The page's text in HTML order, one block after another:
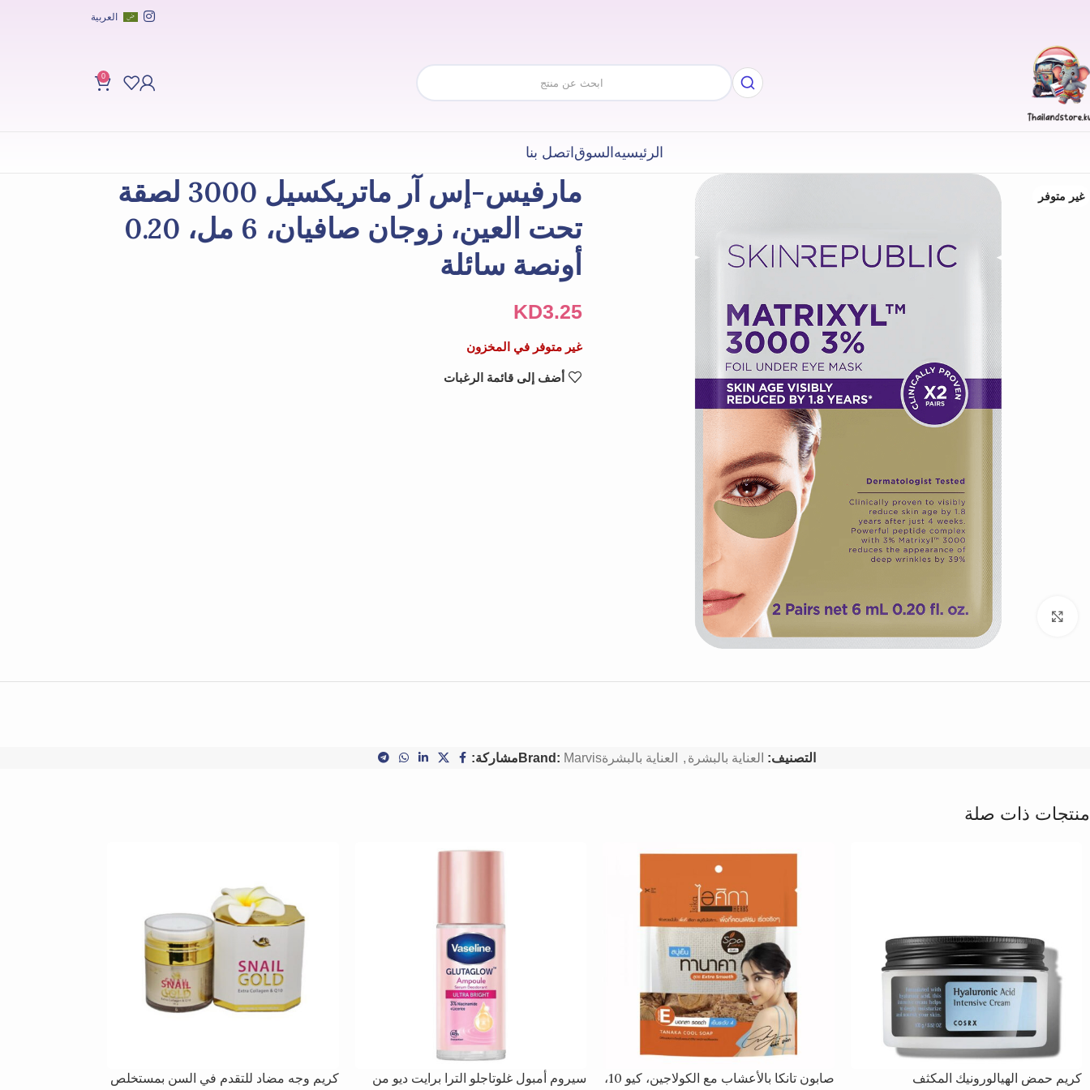
العربية
0
الرئيسيهالسوقاتصل بنا
غير متوفر
Click to enlarge
مارفيس-إس آر ماتريكسيل 3000 لصقة
تحت العين، زوجان صافيان، 6 مل، 0.20
أونصة سائلة
KD3.25
غير متوفر في المخزون
أضف إلى قائمة الرغبات
التصنيف: العناية بالبشرة , العناية بالبشرة Brand: Marvis مشاركة:
منتجات ذات صلة
كريم حمض الهيالورونيك المكثف
صابون تانكا بالأعشاب مع الكولاجين، كيو 10،
سيروم أمبول غلوتاجلو الترا برايت ديو من
كريم وجه مضاد للتقدم في السن بمستخلص